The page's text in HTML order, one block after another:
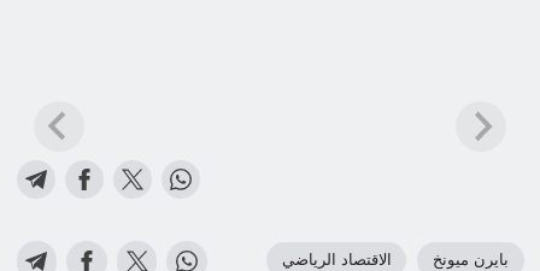
بايرن ميونخ الاقتصاد الرياضي